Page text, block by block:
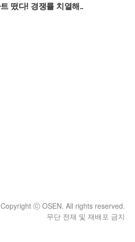
Copyright ⓒ OSEN. All rights reserved.
무단 전재 및 재배포 금지